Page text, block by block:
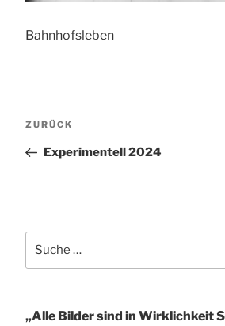
Bahnhofsleben
Vorheriger
ZURÜCK
Experimentell 2024
nach:
„Alle Bilder sind in Wirklichkeit